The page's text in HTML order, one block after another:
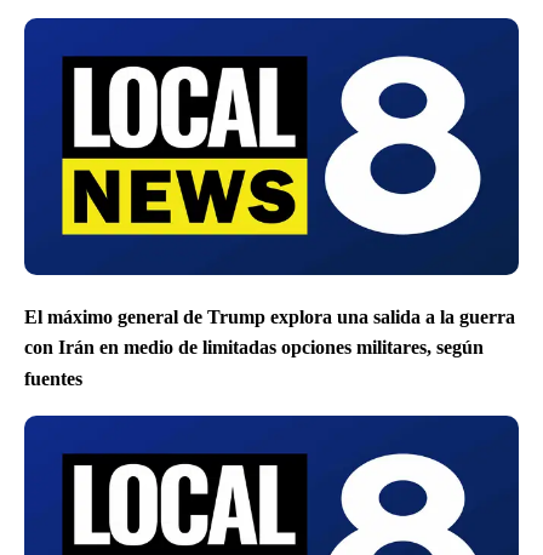
El máximo general de Trump explora una salida a la guerra
con Irán en medio de limitadas opciones militares, según
fuentes